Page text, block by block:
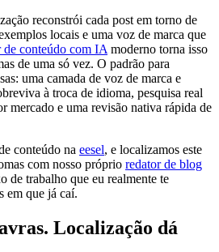
reconstrói cada post em torno de
locais e uma voz de marca que
de conteúdo com IA moderno torna isso
de uma só vez. O padrão para
uma camada de voz de marca e
à troca de idioma, pesquisa real
mercado e uma revisão nativa rápida de
conteúdo na eesel, e localizamos este
com nosso próprio redator de blog
de trabalho que eu realmente te
em que já caí.
Localização dá